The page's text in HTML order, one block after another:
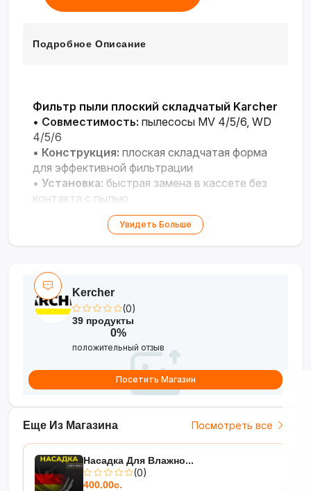
Подробное Описание
Фильтр пыли плоский складчатый Karcher
• Совместимость: пылесосы MV 4/5/6, WD
4/5/6
• Конструкция: плоская складчатая форма
для эффективной фильтрации
• Установка: быстрая замена в кассете без
контакта с пылью
Функциональность:позволяет
чередовать влажную и сухую уборку
Увидеть Больше
Еще Из Магазина Посмотреть все
Насадка Для Влажно...
(0)
400.00с.
Kercher
(0)
39 продукты
0%
положительный отзыв
Посетить Магазин